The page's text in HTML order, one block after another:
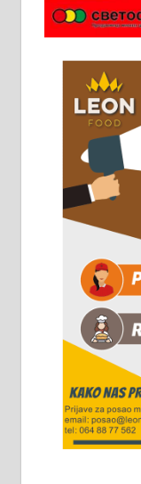
Потребна
Горког 26
8 до 15
Чистим
061/32-13-445